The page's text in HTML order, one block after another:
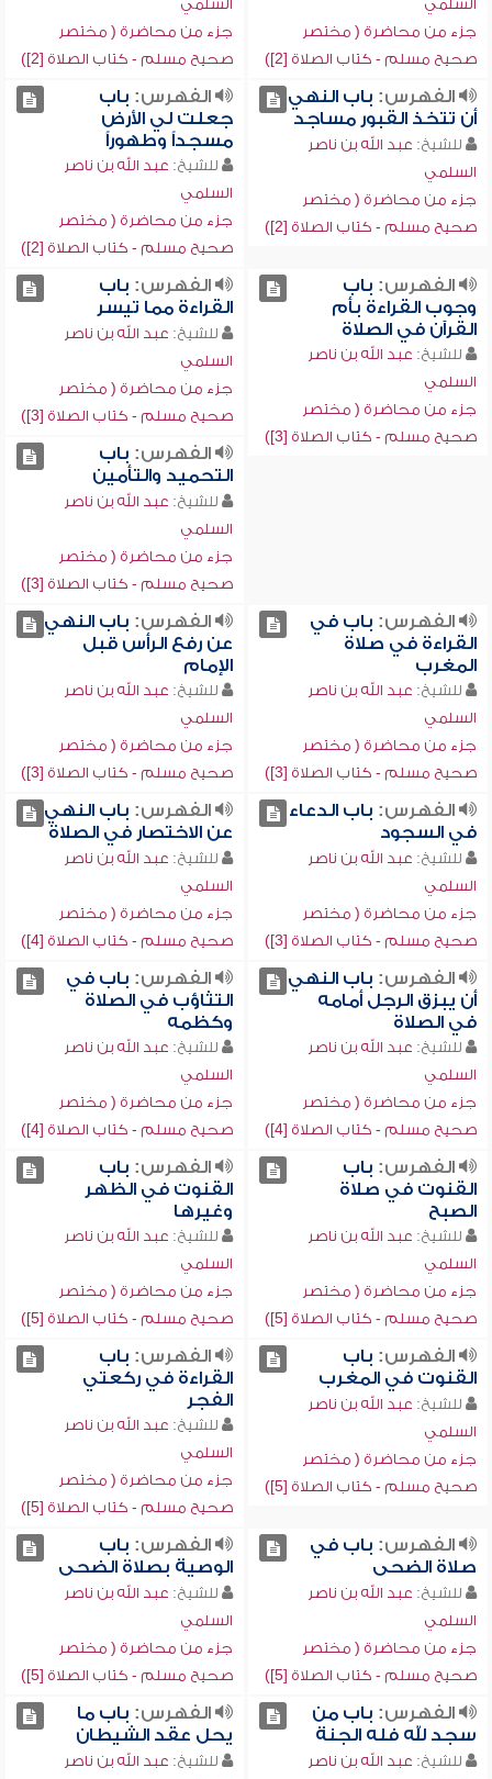
السلمي
جزء من محاضرة ( مختصر
صحيح مسلم - كتاب الصلاة [2])
السلمي
جزء من محاضرة ( مختصر
صحيح مسلم - كتاب الصلاة [2])
الفهرس: باب النهي
أن تتخذ القبور مساجد
للشيخ: عبد الله بن ناصر
السلمي
جزء من محاضرة ( مختصر
صحيح مسلم - كتاب الصلاة [2])
الفهرس: باب
جعلت لي الأرض
مسجداً وطهوراً
للشيخ: عبد الله بن ناصر
السلمي
جزء من محاضرة ( مختصر
صحيح مسلم - كتاب الصلاة [2])
الفهرس: باب
وجوب القراءة بأم
القرآن في الصلاة
للشيخ: عبد الله بن ناصر
السلمي
جزء من محاضرة ( مختصر
صحيح مسلم - كتاب الصلاة [3])
الفهرس: باب
القراءة مما تيسر
للشيخ: عبد الله بن ناصر
السلمي
جزء من محاضرة ( مختصر
صحيح مسلم - كتاب الصلاة [3])
الفهرس: باب
التحميد والتأمين
للشيخ: عبد الله بن ناصر
السلمي
جزء من محاضرة ( مختصر
صحيح مسلم - كتاب الصلاة [3])
الفهرس: باب في
القراءة في صلاة
المغرب
للشيخ: عبد الله بن ناصر
السلمي
جزء من محاضرة ( مختصر
صحيح مسلم - كتاب الصلاة [3])
الفهرس: باب النهي
عن رفع الرأس قبل
الإمام
للشيخ: عبد الله بن ناصر
السلمي
جزء من محاضرة ( مختصر
صحيح مسلم - كتاب الصلاة [3])
الفهرس: باب الدعاء
في السجود
للشيخ: عبد الله بن ناصر
السلمي
جزء من محاضرة ( مختصر
صحيح مسلم - كتاب الصلاة [3])
الفهرس: باب النهي
عن الاختصار في الصلاة
للشيخ: عبد الله بن ناصر
السلمي
جزء من محاضرة ( مختصر
صحيح مسلم - كتاب الصلاة [4])
الفهرس: باب النهي
أن يبزق الرجل أمامه
في الصلاة
للشيخ: عبد الله بن ناصر
السلمي
جزء من محاضرة ( مختصر
صحيح مسلم - كتاب الصلاة [4])
الفهرس: باب في
التثاؤب في الصلاة
وكظمه
للشيخ: عبد الله بن ناصر
السلمي
جزء من محاضرة ( مختصر
صحيح مسلم - كتاب الصلاة [4])
الفهرس: باب
القنوت في صلاة
الصبح
للشيخ: عبد الله بن ناصر
السلمي
جزء من محاضرة ( مختصر
صحيح مسلم - كتاب الصلاة [5])
الفهرس: باب
القنوت في الظهر
وغيرها
للشيخ: عبد الله بن ناصر
السلمي
جزء من محاضرة ( مختصر
صحيح مسلم - كتاب الصلاة [5])
الفهرس: باب
القنوت في المغرب
للشيخ: عبد الله بن ناصر
السلمي
جزء من محاضرة ( مختصر
صحيح مسلم - كتاب الصلاة [5])
الفهرس: باب
القراءة في ركعتي
الفجر
للشيخ: عبد الله بن ناصر
السلمي
جزء من محاضرة ( مختصر
صحيح مسلم - كتاب الصلاة [5])
الفهرس: باب في
صلاة الضحى
للشيخ: عبد الله بن ناصر
السلمي
جزء من محاضرة ( مختصر
صحيح مسلم - كتاب الصلاة [5])
الفهرس: باب
الوصية بصلاة الضحى
للشيخ: عبد الله بن ناصر
السلمي
جزء من محاضرة ( مختصر
صحيح مسلم - كتاب الصلاة [5])
الفهرس: باب من
سجد لله فله الجنة
للشيخ: عبد الله بن ناصر
الفهرس: باب ما
يحل عقد الشيطان
للشيخ: عبد الله بن ناصر